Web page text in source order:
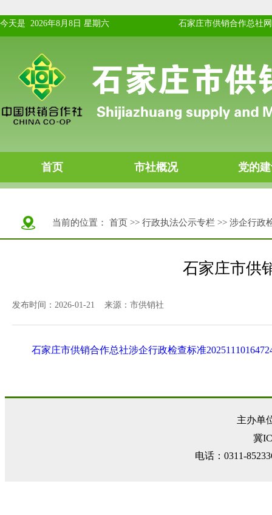
当前的位置： 首页 >> 行政执法公示专栏 >> 涉企行政
石家庄市供
发布时间：2026-01-21 来源：市供销社
石家庄市供销合作总社涉企行政检查标准